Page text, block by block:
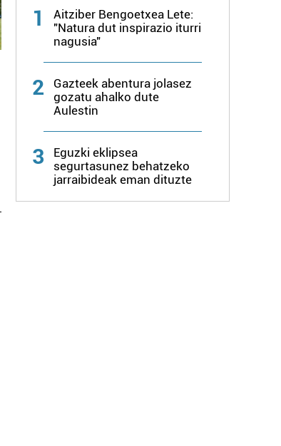
1
Aitziber Bengoetxea Lete:
"Natura dut inspirazio iturri
nagusia"
2
Gazteek abentura jolasez
gozatu ahalko dute
Aulestin
3
Eguzki eklipsea
segurtasunez behatzeko
jarraibideak eman dituzte